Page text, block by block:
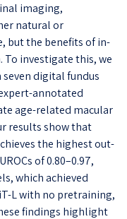
imaging,
natural or
but the benefits of in-
investigate this, we
seven digital fundus
annotated
age-related macular
results show that
the highest out-
of 0.80–0.97,
which achieved
L with no pretraining,
findings highlight